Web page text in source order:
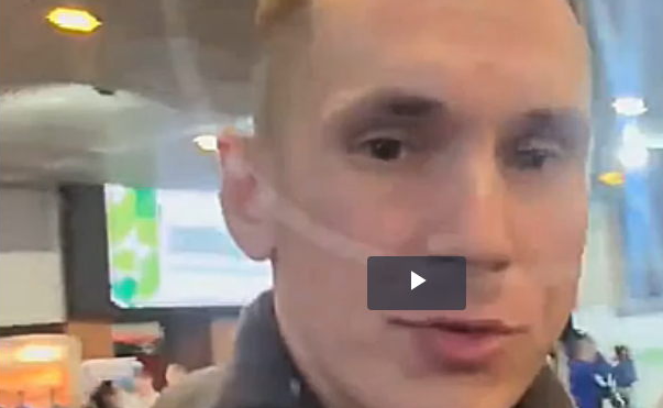
Воспроизвести
видео